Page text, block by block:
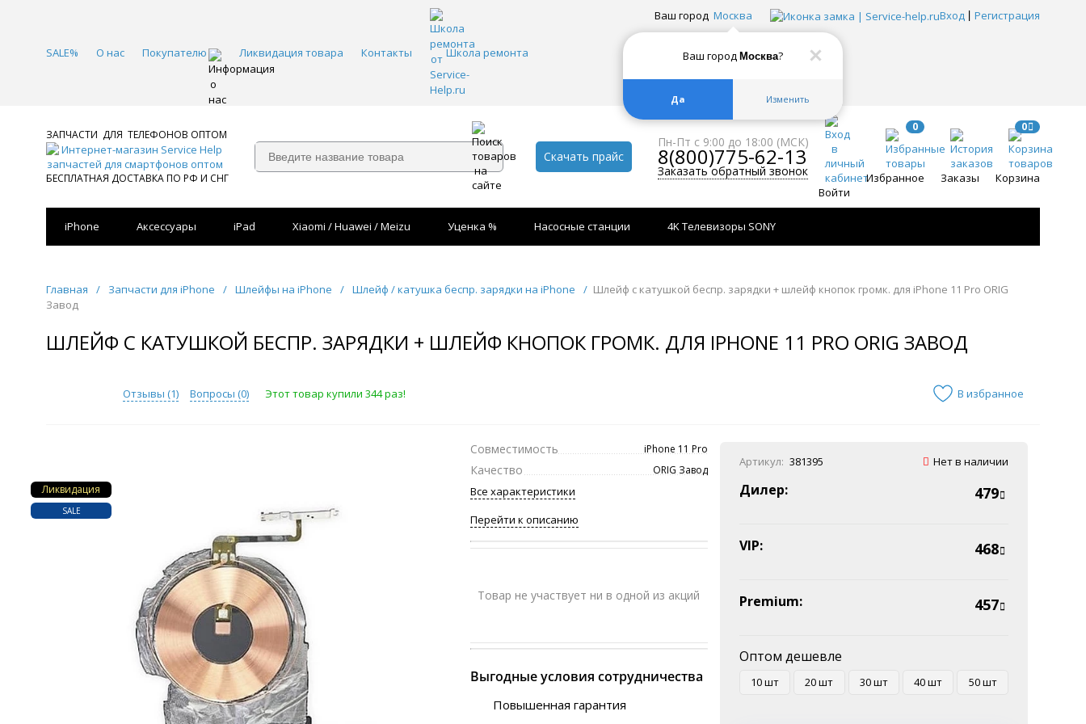
Ваш город Москва?
Да Изменить
SALE% О нас Покупателю Ликвидация товара Контакты Школа ремонта
Ваш город Москва Вход Регистрация
ЗАПЧАСТИ ДЛЯ ТЕЛЕФОНОВ ОПТОМ
БЕСПЛАТНАЯ ДОСТАВКА ПО РФ И СНГ
Скачать прайс
Пн-Пт с 9:00 до 18:00 (МСК)
8(800)775-62-13
Заказать обратный звонок
Войти
0
Избранное Заказы
0
Корзина
iPhone Аксессуары iPad Xiaomi / Huawei / Meizu Уценка % Насосные станции 4K Телевизоры SONY
Главная / Запчасти для iPhone / Шлейфы на iPhone / Шлейф / катушка беспр. зарядки на iPhone / Шлейф с катушкой беспр. зарядки + шлейф кнопок громк. для iPhone 11 Pro ORIG
Завод
ШЛЕЙФ С КАТУШКОЙ БЕСПР. ЗАРЯДКИ + ШЛЕЙФ КНОПОК ГРОМК. ДЛЯ IPHONE 11 PRO ORIG ЗАВОД
Отзывы (1) Вопросы (0) Этот товар купили 344 раз! В избранное
Ликвидация
SALE
Совместимость iPhone 11 Pro
Качество ORIG Завод
Все характеристики
Перейти к описанию
Товар не участвует ни в одной из акций
Выгодные условия сотрудничества
Повышенная гарантия
Артикул: 381395 Нет в наличии
Дилер: 479
VIP: 468
Premium: 457
Оптом дешевле
10 шт 20 шт 30 шт 40 шт 50 шт